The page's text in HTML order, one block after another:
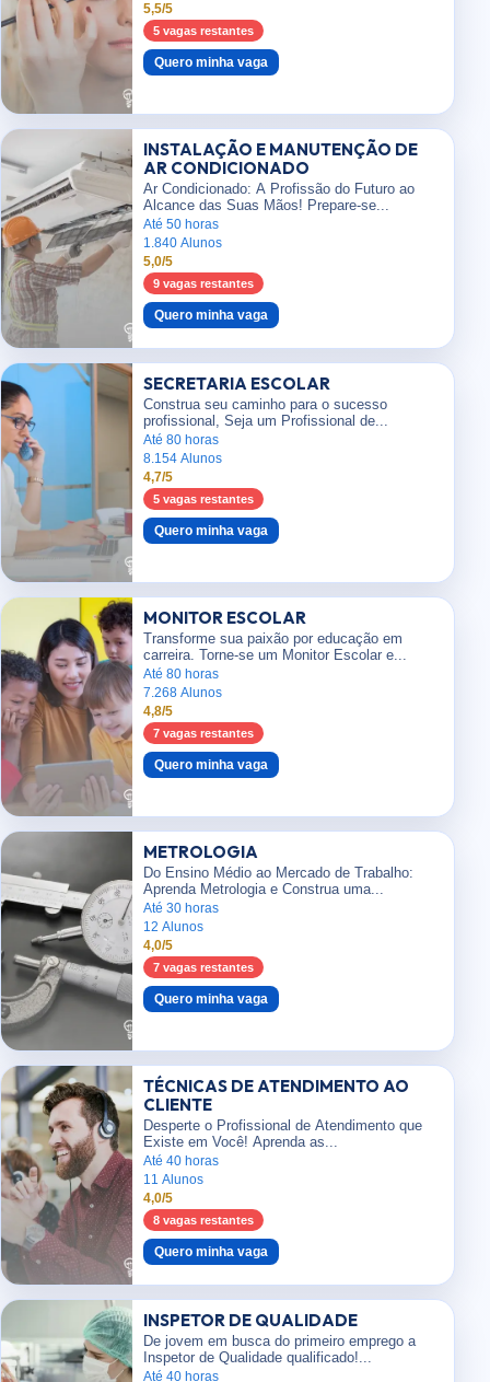
5,5/5
5 vagas restantes
Quero minha vaga
INSTALAÇÃO E MANUTENÇÃO DE
AR CONDICIONADO
Ar Condicionado: A Profissão do Futuro ao
Alcance das Suas Mãos! Prepare-se...
Até 50 horas
1.840 Alunos
5,0/5
9 vagas restantes
Quero minha vaga
SECRETARIA ESCOLAR
Construa seu caminho para o sucesso
profissional, Seja um Profissional de...
Até 80 horas
8.154 Alunos
4,7/5
5 vagas restantes
Quero minha vaga
MONITOR ESCOLAR
Transforme sua paixão por educação em
carreira. Torne-se um Monitor Escolar e...
Até 80 horas
7.268 Alunos
4,8/5
7 vagas restantes
Quero minha vaga
METROLOGIA
Do Ensino Médio ao Mercado de Trabalho:
Aprenda Metrologia e Construa uma...
Até 30 horas
12 Alunos
4,0/5
7 vagas restantes
Quero minha vaga
TÉCNICAS DE ATENDIMENTO AO
CLIENTE
Desperte o Profissional de Atendimento que
Existe em Você! Aprenda as...
Até 40 horas
11 Alunos
4,0/5
8 vagas restantes
Quero minha vaga
INSPETOR DE QUALIDADE
De jovem em busca do primeiro emprego a
Inspetor de Qualidade qualificado!...
Até 40 horas